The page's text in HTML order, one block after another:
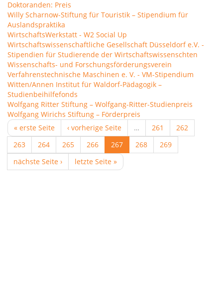
Doktoranden: Preis
Willy Scharnow-Stiftung für Touristik – Stipendium für
Auslandspraktika
WirtschaftsWerkstatt - W2 Social Up
Wirtschaftswissenschaftliche Gesellschaft Düsseldorf e.V. -
Stipendien für Studierende der Wirtschaftswissenschten
Wissenschafts- und Forschungsförderungsverein
Verfahrenstechnische Maschinen e. V. - VM-Stipendium
Witten/Annen Institut für Waldorf-Pädagogik –
Studienbeihilfefonds
Wolfgang Ritter Stiftung – Wolfgang-Ritter-Studienpreis
Wolfgang Wirichs Stiftung – Förderpreis
« erste Seite
‹ vorherige Seite … 261
262
263
264 265 266 267 268
269
nächste Seite ›
letzte Seite »